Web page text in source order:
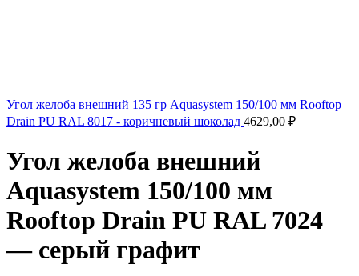
Угол желоба внешний 135 гр Aquasystem 150/100 мм Rooftop
Drain PU RAL 8017 - коричневый шоколад 4629,00 ₽
Угол желоба внешний
Aquasystem 150/100 мм
Rooftop Drain PU RAL 7024
— серый графит